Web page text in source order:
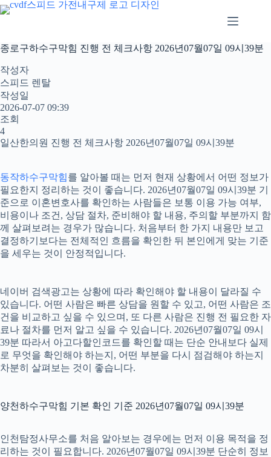
본
문
로
건
너
뛰
기
종로구하수구막힘 진행 전 체크사항 2026년07월07일 09시39분
작성자
스피드 렌탈
작성일
2026-07-07 09:39
조회
4
일산한의원 진행 전 체크사항 2026년07월07일 09시39분
동작하수구막힘를 알아볼 때는 먼저 현재 상황에서 어떤 정보가
필요한지 정리하는 것이 좋습니다. 2026년07월07일 09시39분 기
준으로 이혼변호사를 확인하는 사람들은 보통 이용 가능 여부,
비용이나 조건, 상담 절차, 준비해야 할 내용, 주의할 부분까지 함
께 살펴보려는 경우가 많습니다. 처음부터 한 가지 내용만 보고
결정하기보다는 전체적인 흐름을 확인한 뒤 본인에게 맞는 기준
을 세우는 것이 안정적입니다.
네이버 검색광고는 상황에 따라 확인해야 할 내용이 달라질 수
있습니다. 어떤 사람은 빠른 상담을 원할 수 있고, 어떤 사람은 조
건을 비교하고 싶을 수 있으며, 또 다른 사람은 진행 전 필요한 자
료나 절차를 먼저 알고 싶을 수 있습니다. 2026년07월07일 09시
39분 따라서 아고다할인코드를 확인할 때는 단순 안내보다 실제
로 무엇을 확인해야 하는지, 어떤 부분을 다시 점검해야 하는지
차분히 살펴보는 것이 좋습니다.
양천하수구막힘 기본 확인 기준 2026년07월07일 09시39분
인천탐정사무소를 처음 알아보는 경우에는 먼저 이용 목적을 정
리하는 것이 필요합니다. 2026년07월07일 09시39분 단순히 정보